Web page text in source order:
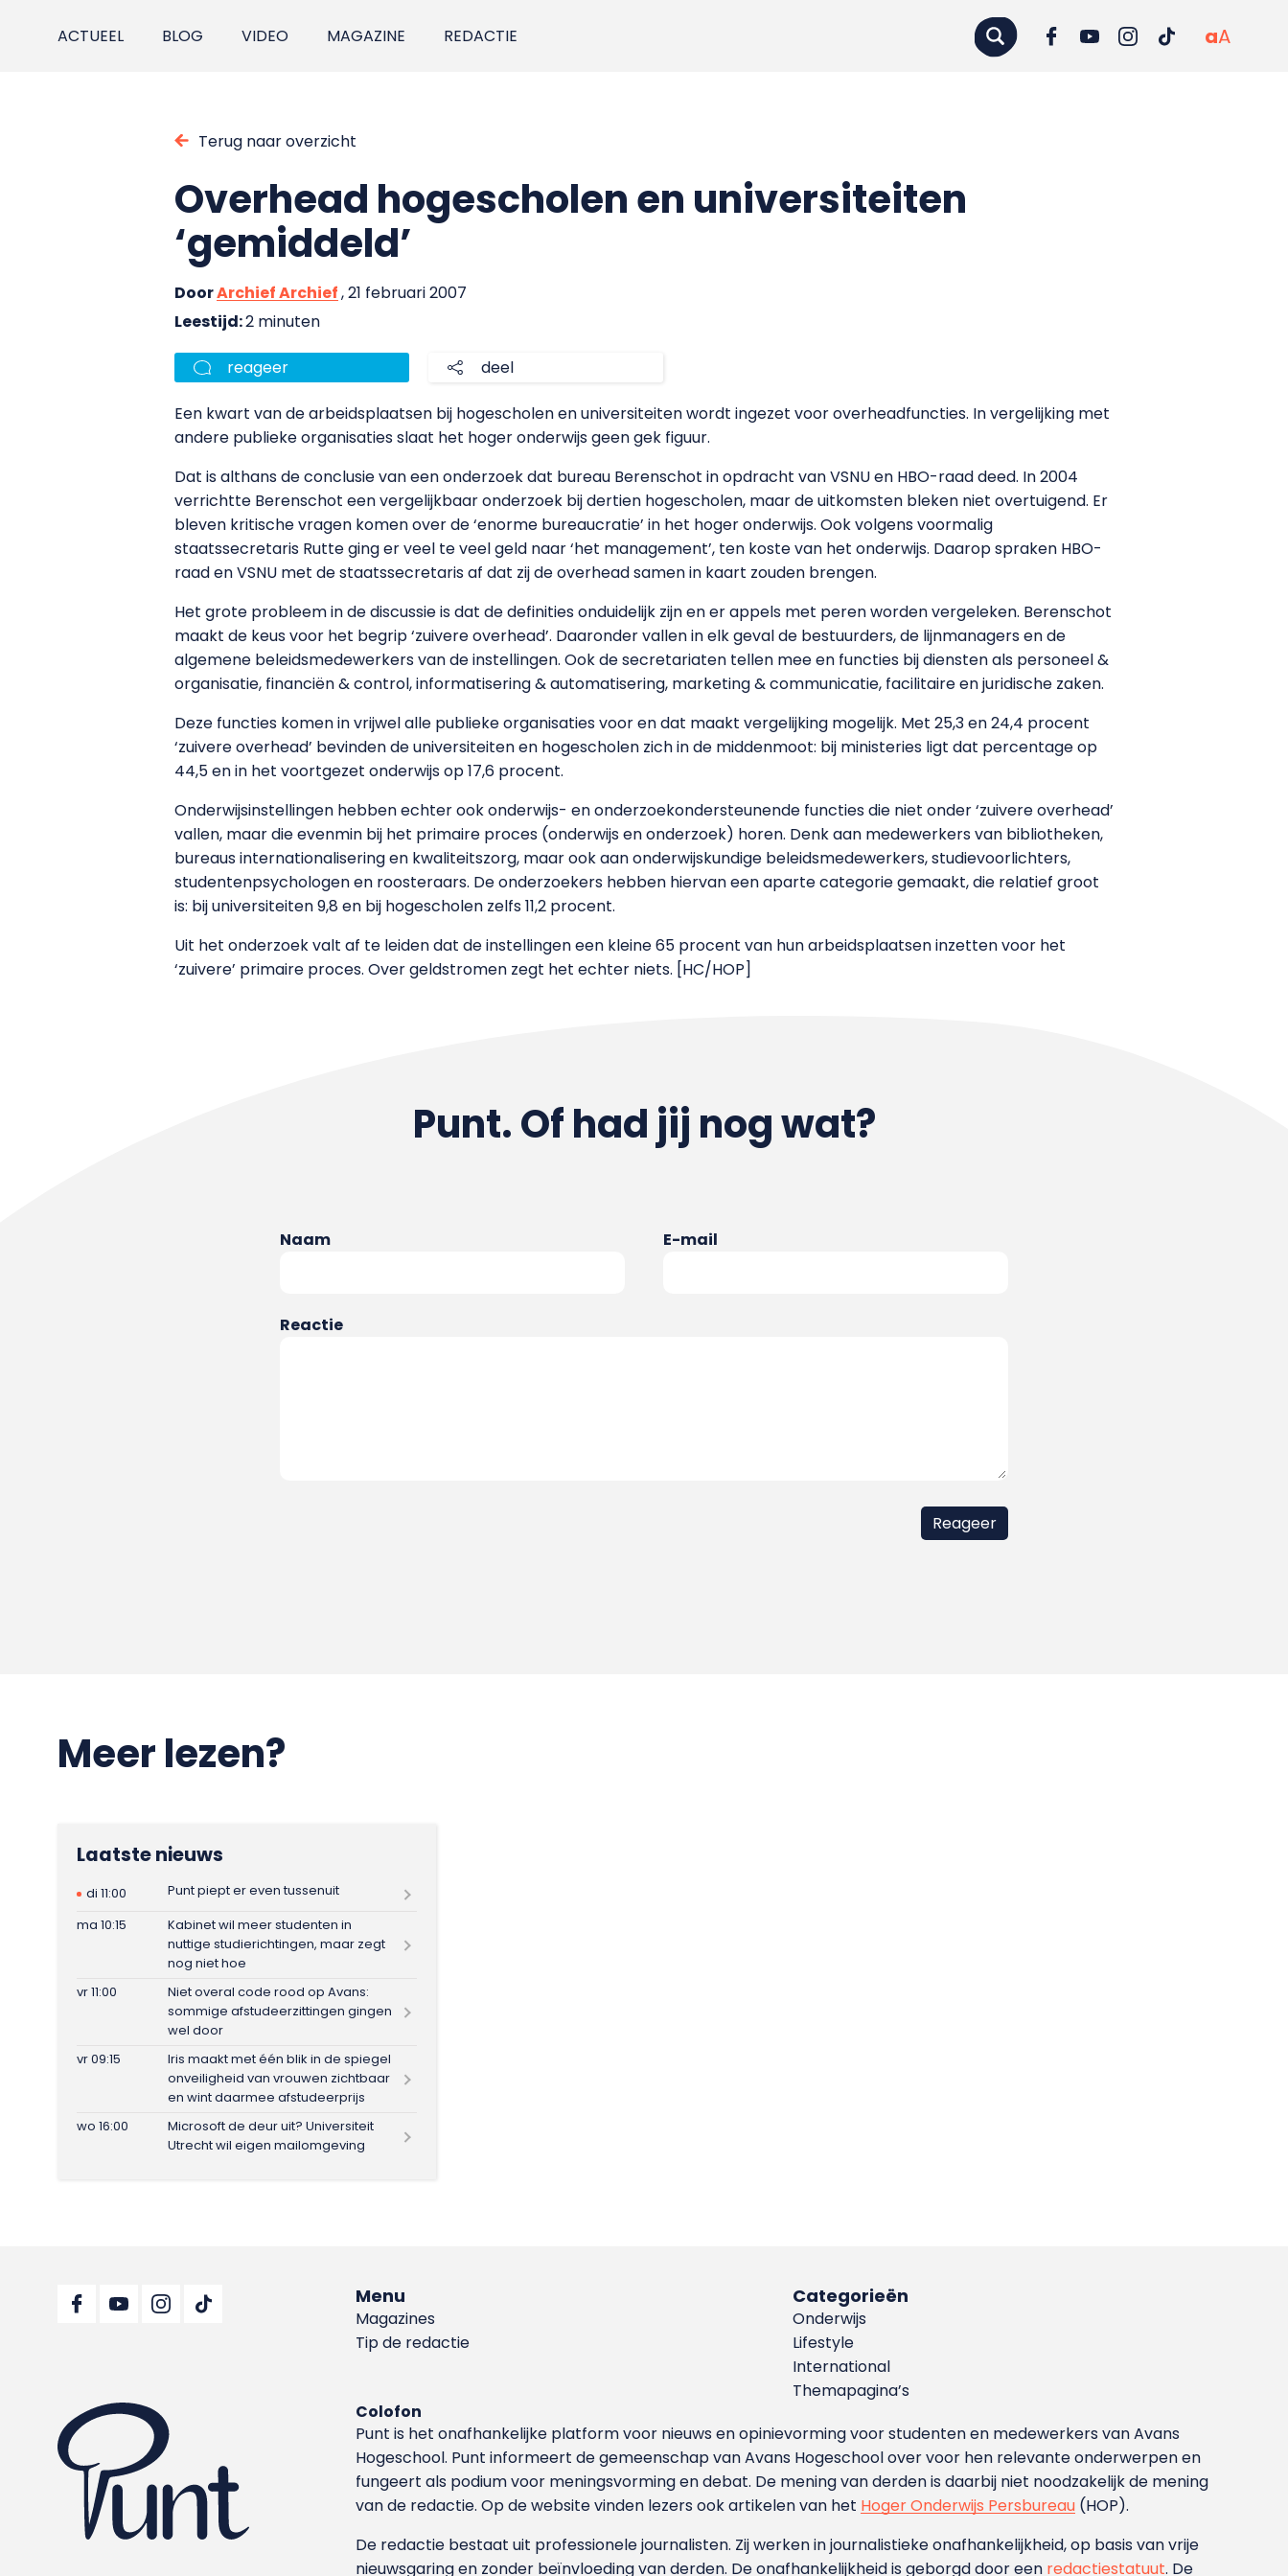
ACTUEEL BLOG VIDEO MAGAZINE REDACTIE aA
Terug naar overzicht
Overhead hogescholen en universiteiten
‘gemiddeld’
DoorArchief Archief, 21 februari 2007
Leestijd:2 minuten
reageer deel
Een kwart van de arbeidsplaatsen bij hogescholen en universiteiten wordt ingezet voor overheadfuncties. In vergelijking met
andere publieke organisaties slaat het hoger onderwijs geen gek figuur.
Dat is althans de conclusie van een onderzoek dat bureau Berenschot in opdracht van VSNU en HBO-raad deed. In 2004
verrichtte Berenschot een vergelijkbaar onderzoek bij dertien hogescholen, maar de uitkomsten bleken niet overtuigend. Er
bleven kritische vragen komen over de ‘enorme bureaucratie’ in het hoger onderwijs. Ook volgens voormalig
staatssecretaris Rutte ging er veel te veel geld naar ‘het management’, ten koste van het onderwijs. Daarop spraken HBO-
raad en VSNU met de staatssecretaris af dat zij de overhead samen in kaart zouden brengen.
Het grote probleem in de discussie is dat de definities onduidelijk zijn en er appels met peren worden vergeleken. Berenschot
maakt de keus voor het begrip ‘zuivere overhead’. Daaronder vallen in elk geval de bestuurders, de lijnmanagers en de
algemene beleidsmedewerkers van de instellingen. Ook de secretariaten tellen mee en functies bij diensten als personeel &
organisatie, financiën & control, informatisering & automatisering, marketing & communicatie, facilitaire en juridische zaken.
Deze functies komen in vrijwel alle publieke organisaties voor en dat maakt vergelijking mogelijk. Met 25,3 en 24,4 procent
‘zuivere overhead’ bevinden de universiteiten en hogescholen zich in de middenmoot: bij ministeries ligt dat percentage op
44,5 en in het voortgezet onderwijs op 17,6 procent.
Onderwijsinstellingen hebben echter ook onderwijs- en onderzoekondersteunende functies die niet onder ‘zuivere overhead’
vallen, maar die evenmin bij het primaire proces (onderwijs en onderzoek) horen. Denk aan medewerkers van bibliotheken,
bureaus internationalisering en kwaliteitszorg, maar ook aan onderwijskundige beleidsmedewerkers, studievoorlichters,
studentenpsychologen en roosteraars. De onderzoekers hebben hiervan een aparte categorie gemaakt, die relatief groot
is: bij universiteiten 9,8 en bij hogescholen zelfs 11,2 procent.
Uit het onderzoek valt af te leiden dat de instellingen een kleine 65 procent van hun arbeidsplaatsen inzetten voor het
‘zuivere’ primaire proces. Over geldstromen zegt het echter niets. [HC/HOP]
Punt. Of had jij nog wat?
Naam E-mail
Reactie
Meer lezen?
Laatste nieuws
di 11:00
Punt piept er even tussenuit
ma 10:15
Kabinet wil meer studenten in
nuttige studierichtingen, maar zegt
nog niet hoe
vr 11:00
Niet overal code rood op Avans:
sommige afstudeerzittingen gingen
wel door
vr 09:15
Iris maakt met één blik in de spiegel
onveiligheid van vrouwen zichtbaar
en wint daarmee afstudeerprijs
wo 16:00
Microsoft de deur uit? Universiteit
Utrecht wil eigen mailomgeving
Menu
Magazines
Tip de redactie
Categorieën
Onderwijs
Lifestyle
International
Themapagina’s
Colofon
Punt is het onafhankelijke platform voor nieuws en opinievorming voor studenten en medewerkers van Avans
Hoge­school. Punt informeert de gemeenschap van Avans Hogeschool over voor hen relevante onderwerpen en
fungeert als podium voor meningsvorming en debat. De mening van derden is daarbij niet noodzakelijk de mening
van de redactie. Op de website vinden lezers ook artikelen van het Hoger Onderwijs Persbureau (HOP).
De redactie bestaat uit professionele journalisten. Zij werken in journalistieke onafhankelijkheid, op basis van vrije
nieuwsgaring en zonder beïnvloeding van derden. De onafhankelijkheid is geborgd door een redactiestatuut. De